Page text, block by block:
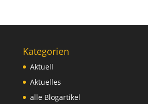
Kategorien
Aktuell
Aktuelles
alle Blogartikel